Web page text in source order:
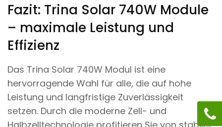
Fazit: Trina Solar 740W Module
– maximale Leistung und
Effizienz
Das Trina Solar 740W Modul ist eine
hervorragende Wahl für alle, die auf hohe
Leistung und langfristige Zuverlässigkeit
setzen. Durch die moderne Zell- und